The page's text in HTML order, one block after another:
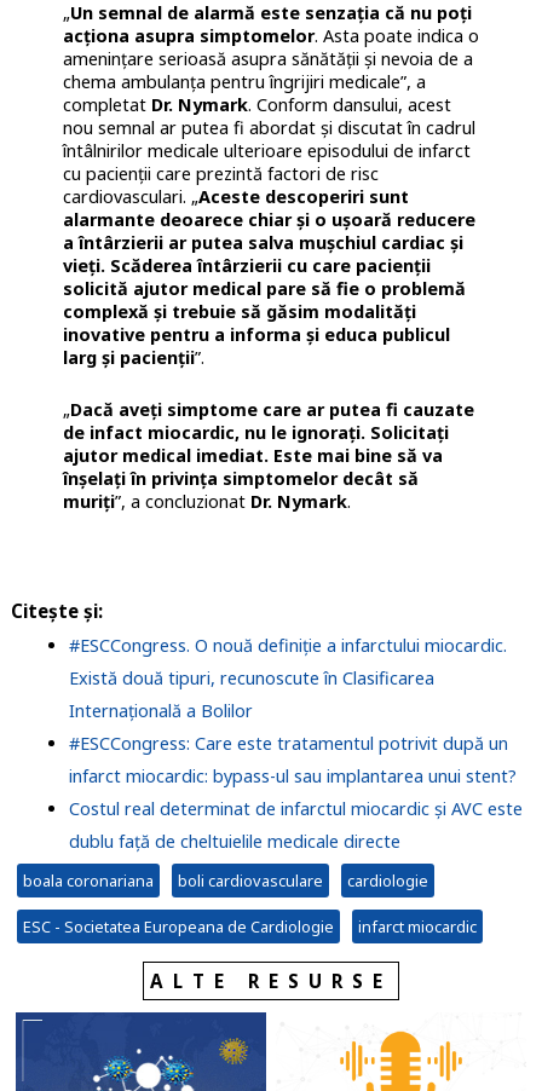
„Un semnal de alarmă este senzația că nu poți
acționa asupra simptomelor. Asta poate indica o
amenințare serioasă asupra sănătății și nevoia de a
chema ambulanța pentru îngrijiri medicale”, a
completat Dr. Nymark. Conform dansului, acest
nou semnal ar putea fi abordat și discutat în cadrul
întâlnirilor medicale ulterioare episodului de infarct
cu pacienții care prezintă factori de risc
cardiovasculari. „Aceste descoperiri sunt
alarmante deoarece chiar și o ușoară reducere
a întârzierii ar putea salva mușchiul cardiac și
vieți. Scăderea întârzierii cu care pacienții
solicită ajutor medical pare să fie o problemă
complexă și trebuie să găsim modalități
inovative pentru a informa și educa publicul
larg și pacienții”.
„Dacă aveți simptome care ar putea fi cauzate
de infact miocardic, nu le ignorați. Solicitați
ajutor medical imediat. Este mai bine să va
înșelați în privința simptomelor decât să
muriți”, a concluzionat Dr. Nymark.
Citește și:
#ESCCongress. O nouă definiție a infarctului miocardic.
Există două tipuri, recunoscute în Clasificarea
Internațională a Bolilor
#ESCCongress: Care este tratamentul potrivit după un
infarct miocardic: bypass-ul sau implantarea unui stent?
Costul real determinat de infarctul miocardic și AVC este
dublu față de cheltuielile medicale directe
boala coronariana boli cardiovasculare cardiologie
ESC - Societatea Europeana de Cardiologie infarct miocardic
ALTE RESURSE